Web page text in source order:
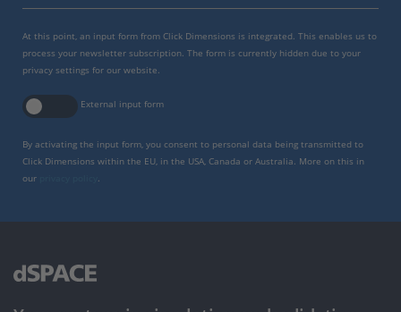
At this point, an input form from Click Dimensions is integrated. This enables us to
process your newsletter subscription. The form is currently hidden due to your
privacy settings for our website.
External input form
By activating the input form, you consent to personal data being transmitted to
Click Dimensions within the EU, in the USA, Canada or Australia. More on this in
our